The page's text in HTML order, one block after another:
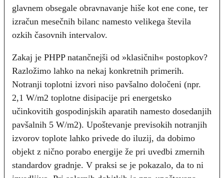
glavnem obsegale obravnavanje hiše kot ene cone, ter
izračun mesečnih bilanc namesto velikega števila
ozkih časovnih intervalov.
Zakaj je PHPP natančnejši od »klasičnih« postopkov?
Razložimo lahko na nekaj konkretnih primerih.
Notranji toplotni izvori niso pavšalno določeni (npr.
2,1 W/m2 toplotne disipacije pri energetsko
učinkovitih gospodinjskih aparatih namesto dosedanjih
pavšalnih 5 W/m2). Upoštevanje previsokih notranjih
izvorov toplote lahko privede do iluzij, da dobimo
objekt z nično porabo energije že pri uvedbi zmernih
standardov gradnje. V praksi se je pokazalo, da to ni